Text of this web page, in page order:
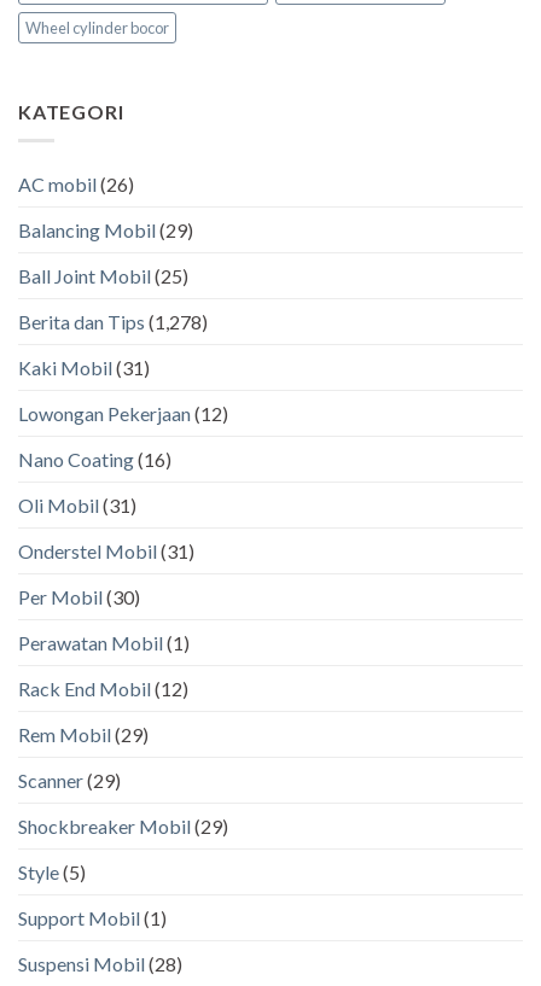
Wheel cylinder bocor
KATEGORI
AC mobil(26)
Balancing Mobil(29)
Ball Joint Mobil(25)
Berita dan Tips (1,278)
Kaki Mobil(31)
Lowongan Pekerjaan(12)
Nano Coating(16)
Oli Mobil(31)
Onderstel Mobil(31)
Per Mobil(30)
Perawatan Mobil(1)
Rack End Mobil(12)
Rem Mobil(29)
Scanner(29)
Shockbreaker Mobil(29)
Style(5)
Support Mobil(1)
Suspensi Mobil(28)